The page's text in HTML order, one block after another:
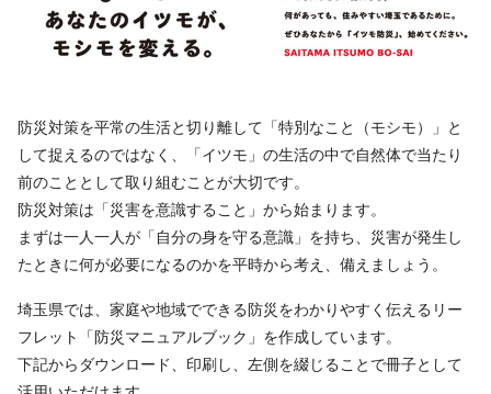
防災対策を平常の生活と切り離して「特別なこと（モシモ）」と
して捉えるのではなく、「イツモ」の生活の中で自然体で当たり
前のこととして取り組むことが大切です。
防災対策は「災害を意識すること」から始まります。
まずは一人一人が「自分の身を守る意識」を持ち、災害が発生し
たときに何が必要になるのかを平時から考え、備えましょう。
埼玉県では、家庭や地域でできる防災をわかりやすく伝えるリー
フレット「防災マニュアルブック」を作成しています。
下記からダウンロード、印刷し、左側を綴じることで冊子として